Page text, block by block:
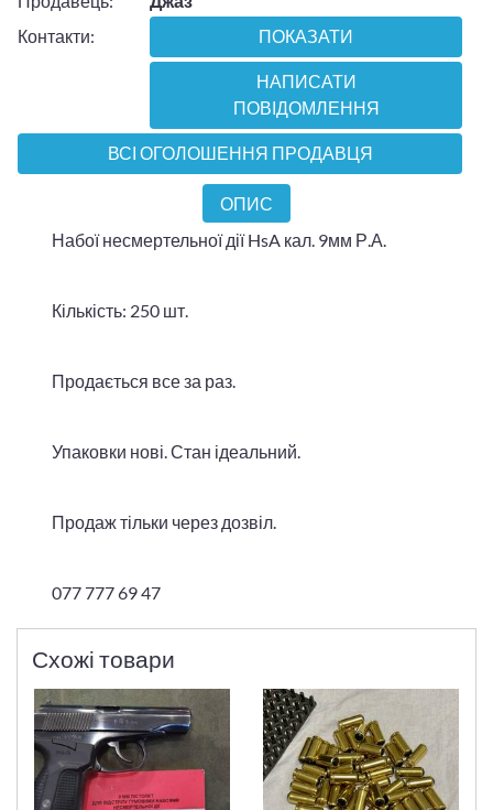
Контакти:
ПОКАЗАТИ
НАПИСАТИ
ПОВІДОМЛЕННЯ
ВСІ ОГОЛОШЕННЯ ПРОДАВЦЯ
ОПИС
Набої несмертельної дії HsA кал. 9мм Р.А.
Кількість: 250 шт.
Продається все за раз.
Упаковки нові. Стан ідеальний.
Продаж тільки через дозвіл.
077 777 69 47
Схожі товари